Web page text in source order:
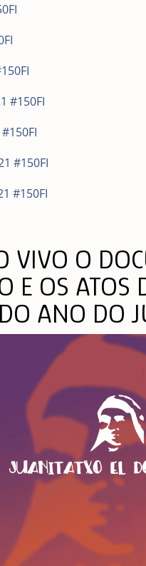
#150FI
#150FI
#150FI
VIVO O
E OS ATOS
DO ANO DO